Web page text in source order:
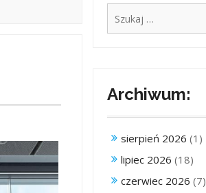
Archiwum:
sierpień 2026 (1)
lipiec 2026 (18)
czerwiec 2026 (7)